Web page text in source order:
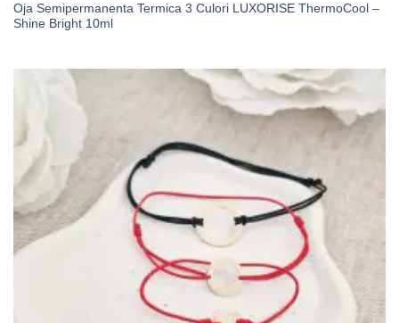
Oja Semipermanenta Termica 3 Culori LUXORISE ThermoCool –
Shine Bright 10ml